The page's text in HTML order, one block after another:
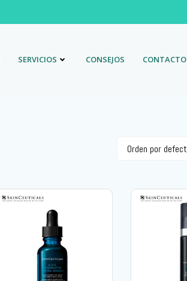
SERVICIOS CONSEJOS CONTACTO